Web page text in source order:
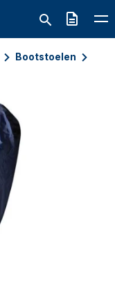
Offerte
Bootstoelen